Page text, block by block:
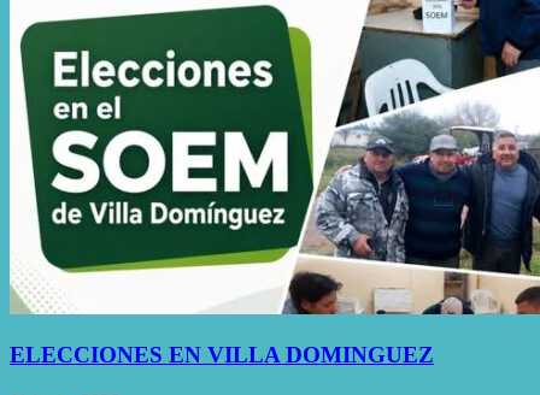
ELECCIONES EN VILLA DOMINGUEZ